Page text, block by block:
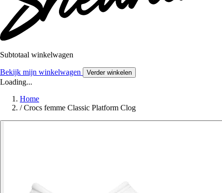
Subtotaal winkelwagen
Bekijk mijn winkelwagen Verder winkelen
Loading...
Home
/ Crocs femme Classic Platform Clog